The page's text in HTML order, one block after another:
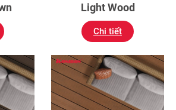
Light Wood
Chi tiết